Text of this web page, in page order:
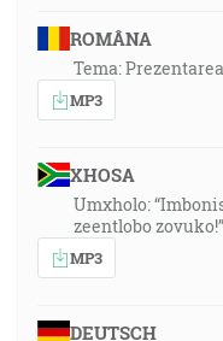
ROMÂNA
Tema:
MP3
XHOSA
Umxholo:
zeentlobo zovuko!”
MP3
DEUTSCH